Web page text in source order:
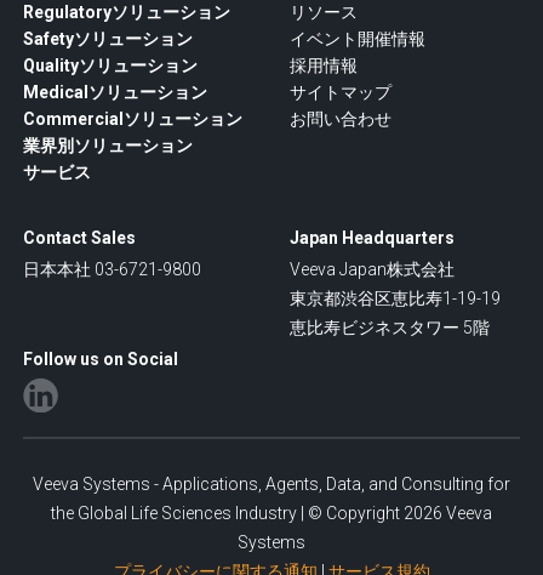
Regulatoryソリューション
Safetyソリューション
Qualityソリューション
Medicalソリューション
Commercialソリューション
業界別ソリューション
サービス
リソース
イベント開催情報
採用情報
サイトマップ
お問い合わせ
Contact Sales
日本本社 03-6721-9800
Japan Headquarters
Veeva Japan株式会社
東京都渋谷区恵比寿1-19-19
恵比寿ビジネスタワー 5階
Follow us on Social
Veeva Systems - Applications, Agents, Data, and Consulting for
the Global Life Sciences Industry | © Copyright 2026 Veeva
Systems
プライバシーに関する通知 | サービス規約